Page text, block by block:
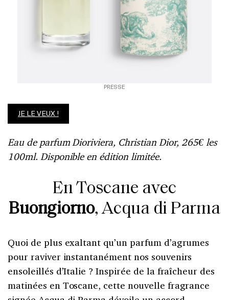
PRESSE
JE LE VEUX !
Eau de parfum Dioriviera, Christian Dior, 265€ les
100ml. Disponible en édition limitée.
En Toscane avec
Buongiorno, Acqua di Parma
Quoi de plus exaltant qu’un parfum d’agrumes
pour raviver instantanément nos souvenirs
ensoleillés d’Italie ? Inspirée de la fraîcheur des
matinées en Toscane, cette nouvelle fragrance